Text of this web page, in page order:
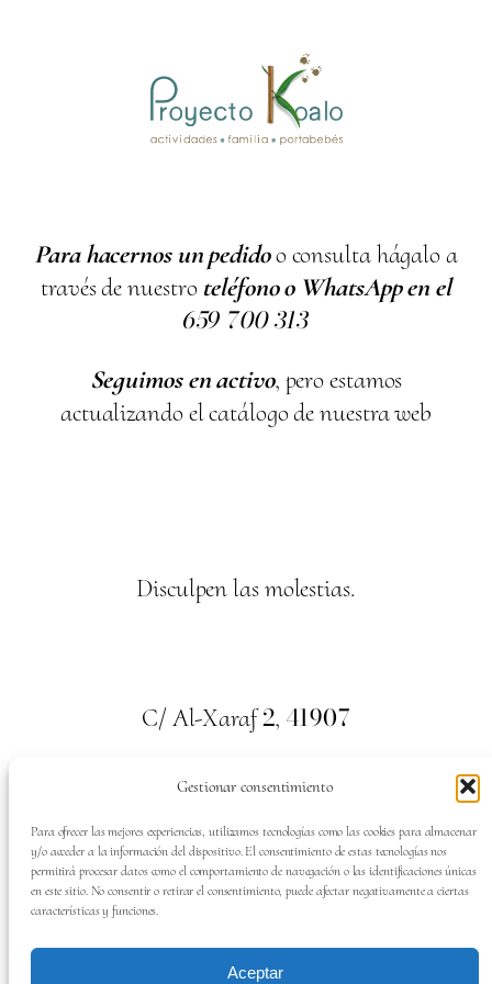
Gestionar consentimiento
Para ofrecer las mejores experiencias, utilizamos tecnologías como las cookies para almacenar
y/o acceder a la información del dispositivo. El consentimiento de estas tecnologías nos
permitirá procesar datos como el comportamiento de navegación o las identificaciones únicas
en este sitio. No consentir o retirar el consentimiento, puede afectar negativamente a ciertas
características y funciones.
Aceptar
Para hacernos un pedidoo consulta hágalo a
través de nuestro teléfono o WhatsApp en el
659 700313
Seguimos en activo, pero estamos
actualizando el catálogo de nuestra web
Disculpen las molestias.
C/ Al-Xaraf2, 41907
Valencina de la Concepción. Sevilla
Tel:659700313
SÍGUENOS EN: